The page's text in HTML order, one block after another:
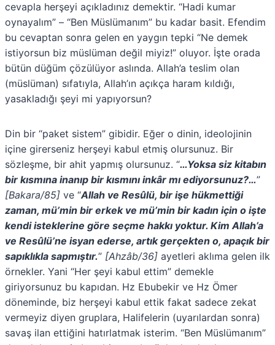
cevapla herşeyi açıkladınız demektir. “Hadi kumar
oynayalım” – “Ben Müslümanım” bu kadar basit. Efendim
bu cevaptan sonra gelen en yaygın tepki “Ne demek
istiyorsun biz müslüman değil miyiz!” oluyor. İşte orada
bütün düğüm çözülüyor aslında. Allah’a teslim olan
(müslüman) sıfatıyla, Allah’ın açıkça haram kıldığı,
yasakladığı şeyi mi yapıyorsun?
Din bir “paket sistem” gibidir. Eğer o dinin, ideolojinin
içine girerseniz herşeyi kabul etmiş olursunuz. Bir
sözleşme, bir ahit yapmış olursunuz. “…Yoksa siz kitabın
bir kısmına inanıp bir kısmını inkâr mı ediyorsunuz?…”
[Bakara/85] ve “Allah ve Resûlü, bir işe hükmettiği
zaman, mü’min bir erkek ve mü’min bir kadın için o işte
kendi isteklerine göre seçme hakkı yoktur. Kim Allah’a
ve Resûlü’ne isyan ederse, artık gerçekten o, apaçık bir
sapıklıkla sapmıştır.” [Ahzâb/36] ayetleri aklıma gelen ilk
örnekler. Yani “Her şeyi kabul ettim” demekle
giriyorsunuz bu kapıdan. Hz Ebubekir ve Hz Ömer
döneminde, biz herşeyi kabul ettik fakat sadece zekat
vermeyiz diyen gruplara, Halifelerin (uyarılardan sonra)
savaş ilan ettiğini hatırlatmak isterim. “Ben Müslümanım”